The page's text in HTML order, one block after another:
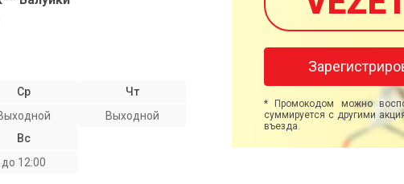
Ср
Чт
Выходной
Вс
до 12:00
* Промокодом можно
суммируется с другими
въезда.